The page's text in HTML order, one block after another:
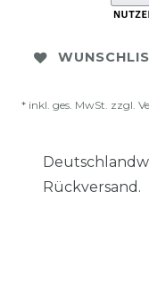
* inkl. ges. MwSt. zzgl.
Rückversand.